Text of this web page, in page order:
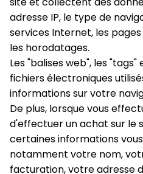
adresse IP, le type de
services Internet, les
les horodatages.
Les "balises web", les
fichiers électroniques
informations sur votre
De plus, lorsque vous
d'effectuer un achat sur le
certaines informations
notamment votre nom,
facturation, votre adresse